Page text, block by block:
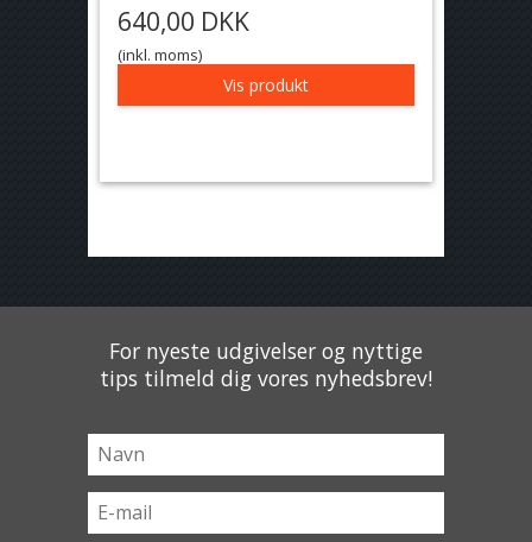
640,00 DKK
(inkl. moms)
Vis produkt
For nyeste udgivelser og nyttige
tips tilmeld dig vores nyhedsbrev!